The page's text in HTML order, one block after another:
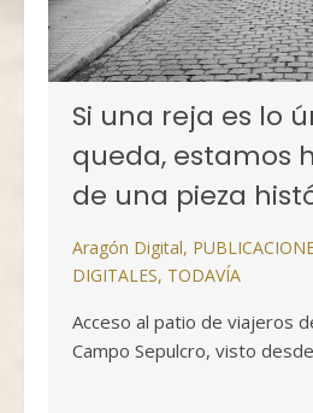
Si una reja es lo
queda, estamos
de una pieza
Aragón Digital,
DIGITALES, TODAVÍA
Acceso al patio de viajeros
Campo Sepulcro, visto